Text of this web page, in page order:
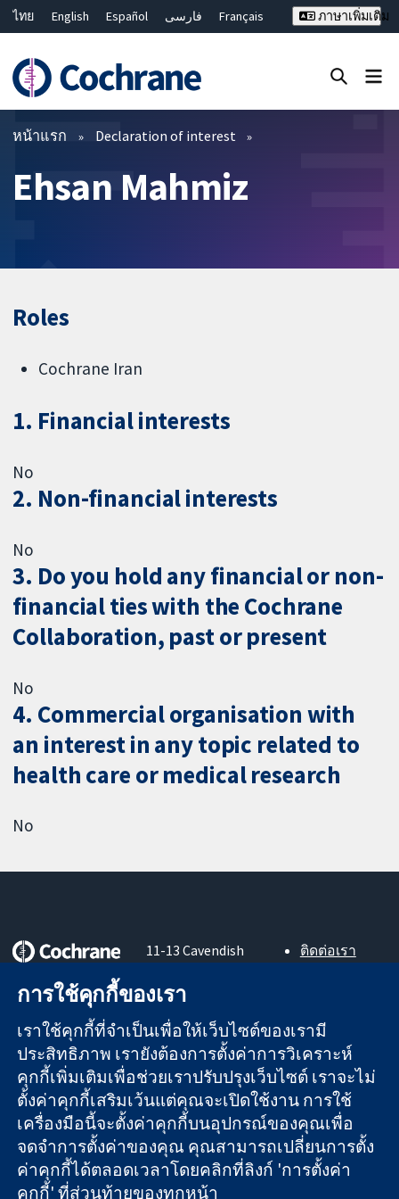
ไทย English Español فارسی
Français
Bahasa Malaysia
繁體中文 简体中文
ภาษาเพิ่มเติม
ตัวกรอง
หน้าแรก Declaration of interest
Ehsan Mahmiz
Roles
Cochrane Iran
1. Financial interests
No
2. Non-financial interests
No
3. Do you hold any financial or non-
financial ties with the Cochrane
Collaboration, past or present
No
4. Commercial organisation with
an interest in any topic related to
health care or medical research
No
หลักฐานที่เชื่อถือ
ได้
สู่การตัดสินใจ
อย่างมีข้อมูล
เพื่อสุขภาพที่ดีขึ้น
11-13 Cavendish
London
United Kingdom
ติดต่อเรา
About us
ตำแหน่งงาน
Cochrane
Library
The Cochrane Collaboration เป็นองค์กรการกุศล (เลขที่ 1045921)
และบริษัทจำกัดโดยการค้ำประกัน (เลขที่ 03044323) ที่จดทะเบียน
ในอังกฤษและเวลส์ หมายเลขจดทะเบียนภาษีมูลค่าเพิ่ม GB 718
การใช้คุกกี้ของเรา
เราใช้คุกกี้ที่จำเป็นเพื่อให้เว็บไซต์ของเรามี
ประสิทธิภาพ เรายังต้องการตั้งค่าการวิเคราะห์
คุกกี้เพิ่มเติมเพื่อช่วยเราปรับปรุงเว็บไซต์ เราจะไม่
ตั้งค่าคุกกี้เสริมเว้นแต่คุณจะเปิดใช้งาน การใช้
เครื่องมือนี้จะตั้งค่าคุกกี้บนอุปกรณ์ของคุณเพื่อ
จดจำการตั้งค่าของคุณ คุณสามารถเปลี่ยนการตั้ง
ค่าคุกกี้ได้ตลอดเวลาโดยคลิกที่ลิงก์ 'การตั้งค่า
คุกกี้' ที่ส่วนท้ายของทุกหน้า